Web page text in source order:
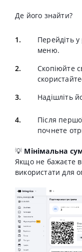
Де його знайти?
Перейдіть у
меню.
Скопіюйте
Надішліть
Після
почнете
💡 Мінімальна
Якщо не бажаєте
використати для